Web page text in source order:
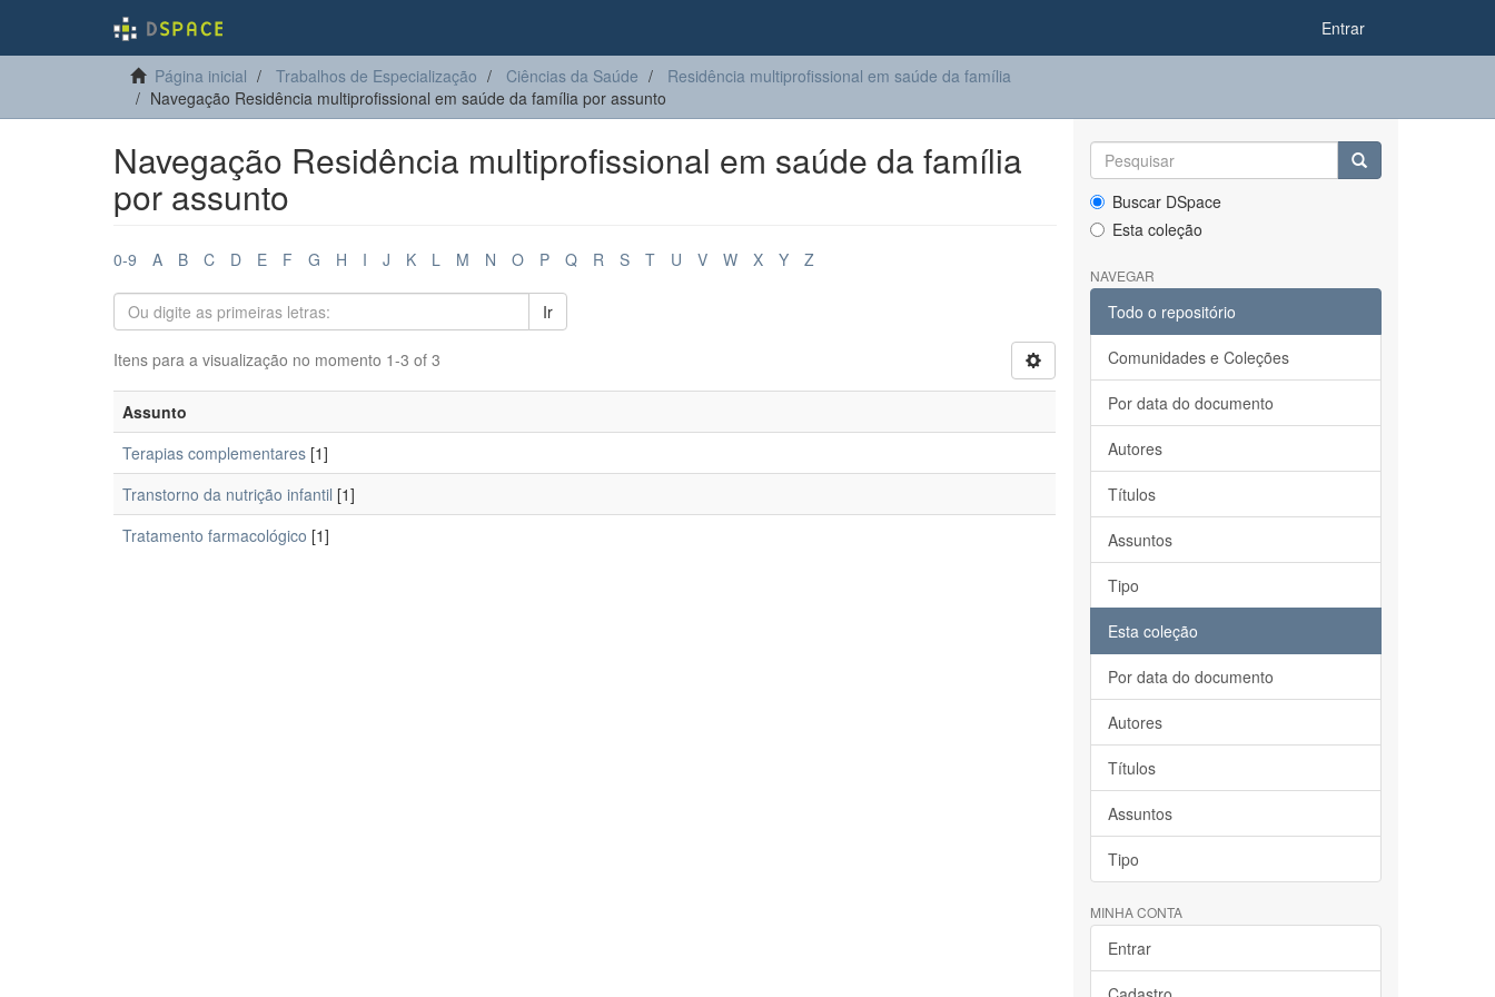
Entrar
Página inicial Trabalhos de Especialização Ciências da Saúde
Residência multiprofissional em saúde da família
Navegação Residência multiprofissional em saúde da família por assunto
Navegação Residência multiprofissional em saúde da família
por assunto
0-9 A B C D E F G H I J K L M N O P Q R S T U V W X Y Z
Ir
Itens para a visualização no momento 1-3 of 3
Assunto
Terapias complementares [1]
Transtorno da nutrição infantil [1]
Tratamento farmacológico [1]
Buscar DSpace
Esta coleção
NAVEGAR
Todo o repositório
Comunidades e Coleções
Por data do documento
Autores
Títulos
Assuntos
Tipo
Esta coleção
Por data do documento
Autores
Títulos
Assuntos
Tipo
MINHA CONTA
Entrar